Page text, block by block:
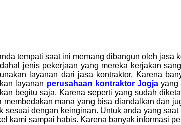
tempati saat ini memang dibangun oleh jasa
jenis pekerjaan yang mereka kerjakan
layanan dari jasa kontraktor. Karena
layanan perusahaan kontraktor Jogja yang
begitu saja. Karena seperti yang sudah
mana yang bisa diandalkan dan
dengan keinginan. Untuk anda yang
kami sampai habis. Karena banyak informasi